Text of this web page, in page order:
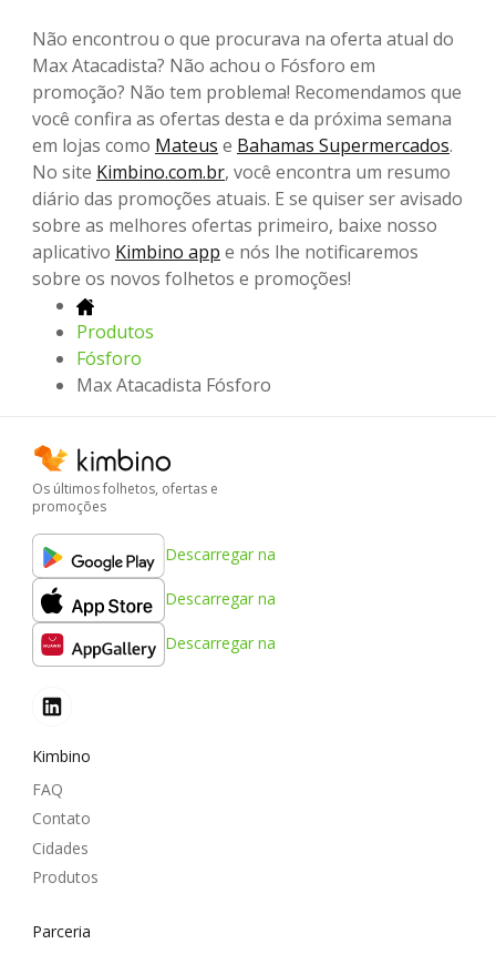
Não encontrou o que procurava na oferta atual do
Max Atacadista? Não achou o Fósforo em
promoção? Não tem problema! Recomendamos que
você confira as ofertas desta e da próxima semana
em lojas como Mateus e Bahamas Supermercados.
No site Kimbino.com.br, você encontra um resumo
diário das promoções atuais. E se quiser ser avisado
sobre as melhores ofertas primeiro, baixe nosso
aplicativo Kimbino app e nós lhe notificaremos
sobre os novos folhetos e promoções!
Produtos
Fósforo
Max Atacadista Fósforo
Os últimos folhetos, ofertas e
promoções
Descarregar na
Descarregar na
Descarregar na
Kimbino
FAQ
Contato
Cidades
Produtos
Parceria